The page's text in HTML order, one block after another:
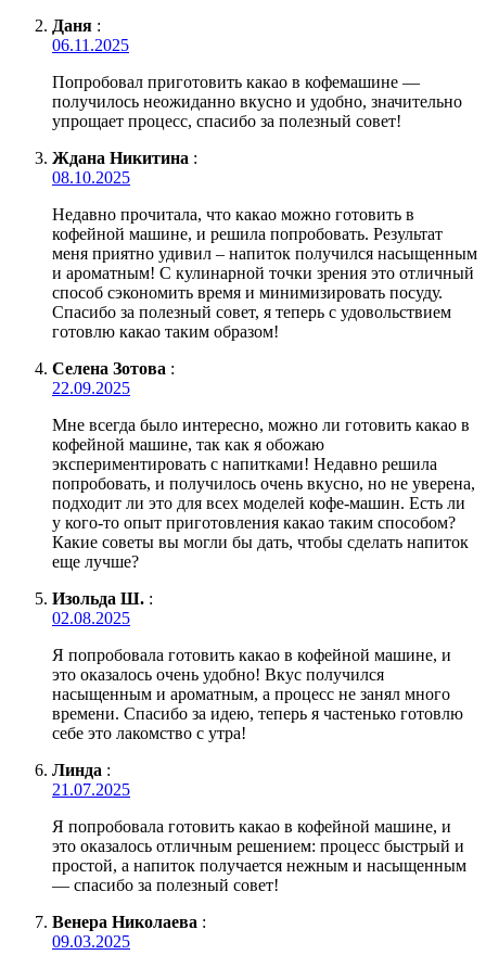
Даня :
06.11.2025
Попробовал приготовить какао в кофемашине —
получилось неожиданно вкусно и удобно, значительно
упрощает процесс, спасибо за полезный совет!
Ждана Никитина :
08.10.2025
Недавно прочитала, что какао можно готовить в
кофейной машине, и решила попробовать. Результат
меня приятно удивил – напиток получился насыщенным
и ароматным! С кулинарной точки зрения это отличный
способ сэкономить время и минимизировать посуду.
Спасибо за полезный совет, я теперь с удовольствием
готовлю какао таким образом!
Селена Зотова :
22.09.2025
Мне всегда было интересно, можно ли готовить какао в
кофейной машине, так как я обожаю
экспериментировать с напитками! Недавно решила
попробовать, и получилось очень вкусно, но не уверена,
подходит ли это для всех моделей кофе-машин. Есть ли
у кого-то опыт приготовления какао таким способом?
Какие советы вы могли бы дать, чтобы сделать напиток
еще лучше?
Изольда Ш. :
02.08.2025
Я попробовала готовить какао в кофейной машине, и
это оказалось очень удобно! Вкус получился
насыщенным и ароматным, а процесс не занял много
времени. Спасибо за идею, теперь я частенько готовлю
себе это лакомство с утра!
Линда :
21.07.2025
Я попробовала готовить какао в кофейной машине, и
это оказалось отличным решением: процесс быстрый и
простой, а напиток получается нежным и насыщенным
— спасибо за полезный совет!
Венера Николаева :
09.03.2025